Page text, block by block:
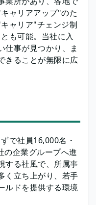
ャリアアップ"のた
ャリア"チェンジ制
も可能。当社に入
仕事が見つかり、ま
きることが無限に広
で社員16,000名・
の企業グループへ進
する社風で、所属事
く立ち上がり、若手
ルドを提供する環境